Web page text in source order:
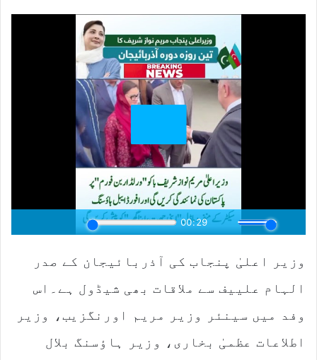
وزیر اعلیٰ پنجاب کی آذربائیجان کے صدر
الہام علییف سے ملاقات بھی شیڈول ہے۔اس
وفد میں سینئر وزیر مریم اورنگزیب، وزیر
اطلاعات عظمیٰ بخاری، وزیر ہاؤسنگ بلال